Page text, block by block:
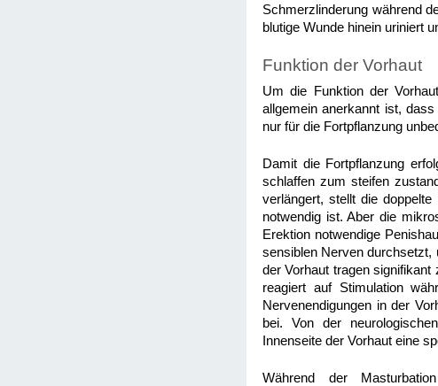
Schmerzlinderung während
blutige Wunde hinein uriniert
Funktion der Vorhaut
Um die Funktion der
allgemein anerkannt ist,
nur für die Fortpflanzung
Damit die Fortpflanzung
schlaffen zum steifen
verlängert, stellt die
notwendig ist. Aber die
Erektion notwendige
sensiblen Nerven durchsetzt,
der Vorhaut tragen
reagiert auf Stimulation
Nervenendigungen in der
bei. Von der
Innenseite der Vorhaut eine
Während der